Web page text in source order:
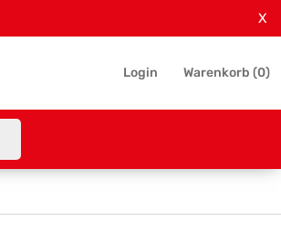
X
Login Warenkorb (0)